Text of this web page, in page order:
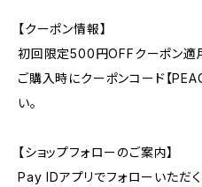
【クーポン情報】
初回限定500円OFFクーポン適
ご購入時にクーポンコード【
い。
【ショップフォローのご案内】
Pay IDアプリでフォローいただ